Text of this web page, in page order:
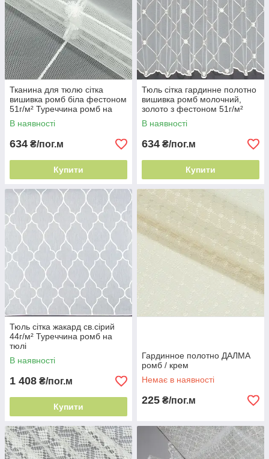
Тканина для тюлю сітка
вишивка ромб біла фестоном
51г/м² Туреччина ромб на
тюлі
В наявності
634 ₴/пог.м
Купити
Тюль сітка гардинне полотно
вишивка ромб молочний,
золото з фестоном 51г/м²
геометричний ромб
В наявності
634 ₴/пог.м
Купити
Тюль сітка жакард св.сірий
44г/м² Туреччина ромб на
тюлі
В наявності
1 408 ₴/пог.м
Купити
Гардинное полотно ДАЛМА
ромб / крем
Немає в наявності
225 ₴/пог.м